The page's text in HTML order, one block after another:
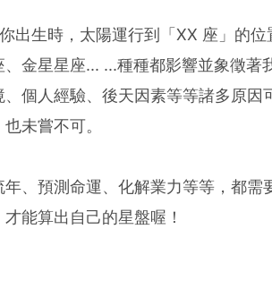
出生時，太陽運行到「XX 座」的
金星星座... ...種種都影響並象徵著
個人經驗、後天因素等等諸多原因
未嘗不可。
、預測命運、化解業力等等，都需
能算出自己的星盤喔！